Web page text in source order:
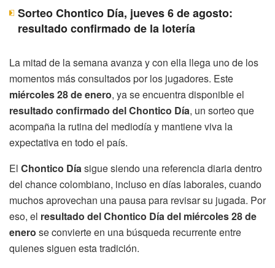
Sorteo Chontico Día, jueves 6 de agosto:
resultado confirmado de la lotería
La mitad de la semana avanza y con ella llega uno de los
momentos más consultados por los jugadores. Este
miércoles 28 de enero, ya se encuentra disponible el
resultado confirmado del Chontico Día, un sorteo que
acompaña la rutina del mediodía y mantiene viva la
expectativa en todo el país.
El Chontico Díasigue siendo una referencia diaria dentro
del chance colombiano, incluso en días laborales, cuando
muchos aprovechan una pausa para revisar su jugada. Por
eso, el resultado del Chontico Día del miércoles 28 de
enero se convierte en una búsqueda recurrente entre
quienes siguen esta tradición.